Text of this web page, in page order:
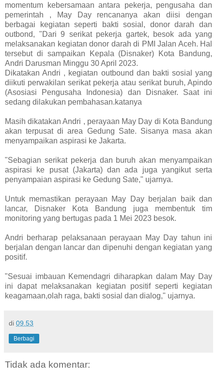
momentum kebersamaan antara pekerja, pengusaha dan
pemerintah , May Day rencananya akan diisi dengan
berbagai kegiatan seperti bakti sosial, donor darah dan
outbond, "Dari 9 serikat pekerja gartek, besok ada yang
melaksanakan kegiatan donor darah di PMI Jalan Aceh. Hal
tersebut di sampaikan Kepala (Disnaker) Kota Bandung,
Andri Darusman Minggu 30 April 2023.
Dikatakan Andri , kegiatan outbound dan bakti sosial yang
diikuti perwakilan serikat pekerja atau serikat buruh, Apindo
(Asosiasi Pengusaha Indonesia) dan Disnaker. Saat ini
sedang dilakukan pembahasan.katanya
Masih dikatakan Andri , perayaan May Day di Kota Bandung
akan terpusat di area Gedung Sate. Sisanya masa akan
menyampaikan aspirasi ke Jakarta.
"Sebagian serikat pekerja dan buruh akan menyampaikan
aspirasi ke pusat (Jakarta) dan ada juga yangikut serta
penyampaian aspirasi ke Gedung Sate," ujarnya.
Untuk memastikan perayaan May Day berjalan baik dan
lancar, Disnaker Kota Bandung juga membentuk tim
monitoring yang bertugas pada 1 Mei 2023 besok.
Andri berharap pelaksanaan perayaan May Day tahun ini
berjalan dengan lancar dan dipenuhi dengan kegiatan yang
positif.
"Sesuai imbauan Kemendagri diharapkan dalam May Day
ini dapat melaksanakan kegiatan positif seperti kegiatan
keagamaan,olah raga, bakti sosial dan dialog," ujarnya.
di 09.53
Berbagi
Tidak ada komentar: